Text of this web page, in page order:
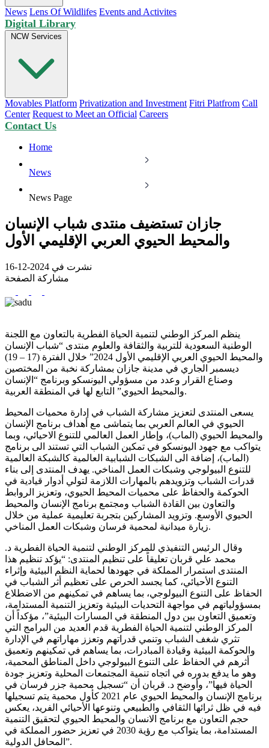
News Lens Of Wildlifes Events and Activites
Digital Library
NCW Services
Movables Platform Privatization and Investment Fitri Platfrom Call
Center Request to Meet an Official Careers
Contact Us
Home
News
News Page
جازان تستضيف منتدى شباب الإنسان
والمحيط الحيوي العربي الإقليمي الأول
نشرت في 2024-12-16
مشاركة الصفحة
ينظم المركز الوطني لتنمية الحياة الفطرية بالتعاون مع اللجنة
الوطنية السعودية للتربية والثقافة والعلوم منتدى “شباب الإنسان
والمحيط الحيوي العربي الإقليمي الأول 2024” خلال الفترة (17 – 19)
ديسمبر الجاري في مدينة جازان بمشاركة نخبة من المختصين
وصناع القرار وعدد من مسؤولي اليونسكو وبرنامج “الإنسان
والمحيط الحيوي” التابع لها في المنطقة العربية.
يسعى المنتدى لتعزيز مشاركة الشباب في إدارة محميات المحيط
الحيوي في العالم العربي بما يتماشى مع أهداف برنامج الإنسان
والمحيط الحيوي (الماب)، وإطار العمل العالمي للتنوع الاحيائي، وبما
يتواكب مع جهود اليونسكو في تمكين الشباب التي تستند الى برنامج
(الماب)، إضافة الى الشبكات الشبابية العالمية كالشبكة العالمية
للتنوع البيولوجي وشبكات العمل المناخي. يهدف المنتدى إلى بناء
قدرات الشباب وتزويدهم بالمهارات اللازمة لتولي أدوار قيادية في
الحوكمة والحفاظ على محميات المحيط الحيوي، وتعزيز الروابط
والتعاون بين القادة الشباب ومجتمع برنامج الإنسان والمحيط
الحيوي الأوسع. وتزويد المشاركين بتجربة تعليمية عملية من خلال
زيارة ميدانية لمحمية فرسان وشبكات العمل المناخي.
وقال الرئيس التنفيذي للمركز الوطني لتنمية الحياة الفطرية د.
محمد علي قربان تعليقاً على تنظيم المنتدى: “يؤكد تنظيم هذا
المنتدى استمرار المملكة في جهودها لحماية النظم البيئية وإثراء
التنوع الأحيائي، كما يجسد الحرص على تعظيم أثر الشباب في
الحفاظ على التنوع البيولوجي، بما يساهم في تمكينهم من الاضطلاع
بمسؤولياتهم في مواجهة التحديات البيئية وتعزيز التنمية المستدامة،
وتعميق التعاون بين دول المنطقة في المسارات البيئية”، مؤكداً أن
المركز الوطني لتنمية الحياة الفطرية قدم العديد من البرامج التي
تثري شغف الشباب وتنمي قدراتهم وتعزز مهاراتهم في الإدارة
والحوكمة البيئية وقيادة المبادرات، بما يساهم في تمكينهم وتعميق
أثرهم في الحفاظ على التنوع البيولوجي داخل المناطق المحمية،
وهو ما يدفع بدوره في اتجاه تنمية المجتمعات المحلية وتعزيز جودة
الحياة فيها”، وأوضح د. قربان أن “تسجيل محمية جزر فرسان في
برنامج الإنسان والمحيط الحيوي عام 2021 كأول محمية يتم تسجيلها
فيه في ظل ثرائها الثقافي والطبيعي وتنوعها الأحيائي الفريد، يعكس
حجم التعاون مع برنامج الانسان والمحيط الحيوي لتحقيق التنمية
المستدامة، بما يتواكب مع رؤية 2030 في تعزيز حضور المملكة في
المحافل الدولية”.